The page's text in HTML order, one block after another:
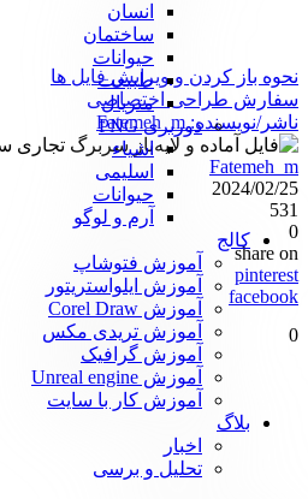
انسان
ساختمان
حیوانات
طبیعت
متریال
دوربری PNG
اشیاء
اسلیمی
حیوانات
آرم و لوگو
کالج
آموزش فتوشاپ
آموزش ایلواستریتور
آموزش Corel Draw
آموزش تریدی مکس
آموزش گرافیک
آموزش Unreal engine
آموزش کار با سایت
بلاگ
اخبار
تحلیل و برسی
نحوه باز کردن و ویرایش فایل ها
سفارش طراحی اختصاصی
ناشر/نویسنده:Fatemeh_m
Fatemeh_m
2024/02/25
531
0
share on
pinterest
facebook
0